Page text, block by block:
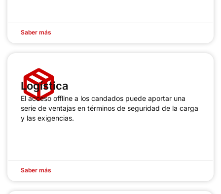
Saber más
Logística
El acceso offline a los candados puede aportar una
serie de ventajas en términos de seguridad de la carga
y las exigencias.
Saber más